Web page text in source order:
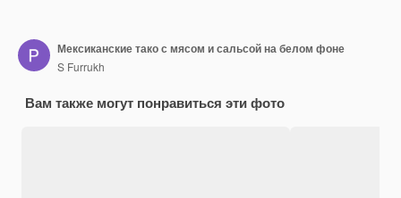
Мексиканские тако с мясом и сальсой на белом фоне
S Furrukh
Вам также могут понравиться эти фото